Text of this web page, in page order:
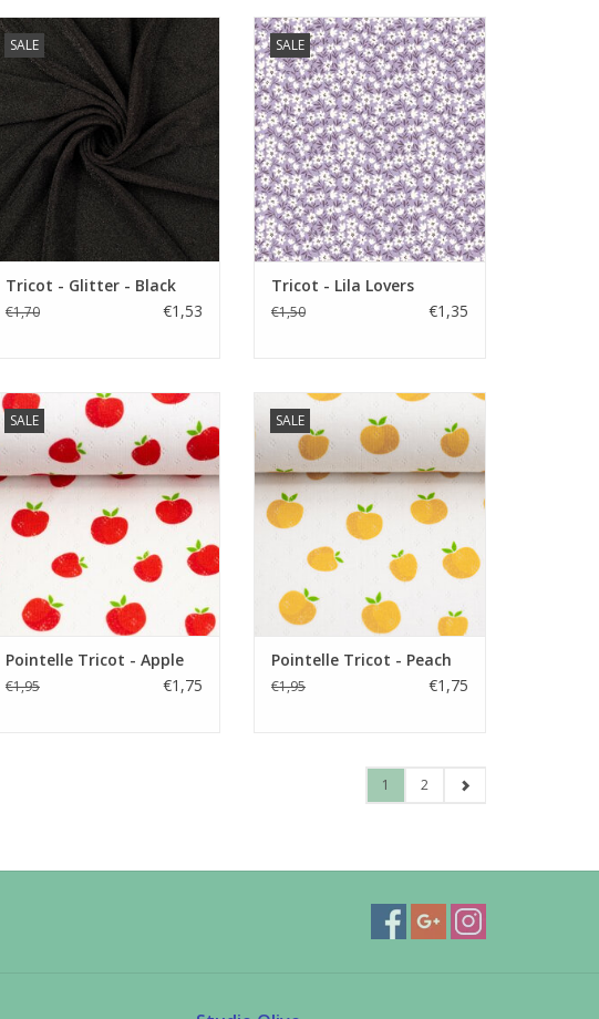
SALE
Prijs per 10 cm.
Glitter tricot voor tops, jurk,
kokerrok,....
TOEVOEGEN AAN WINKELWAGEN
Tricot - Glitter - Black
€1,70 €1,53
SALE
Prijs per 10 cm.
Zachte tricot met print
TOEVOEGEN AAN WINKELWAGEN
Tricot - Lila Lovers
€1,50 €1,35
SALE
Prijs per 10 cm.
Zachte ajour pointelle tricot met
print
Pointelle Tricot - Apple
€1,95 €1,75
SALE
Prijs per 10 cm.
Zachte ajour pointelle tricot met
print
TOEVOEGEN AAN WINKELWAGEN
Pointelle Tricot - Peach
€1,95 €1,75
1 2